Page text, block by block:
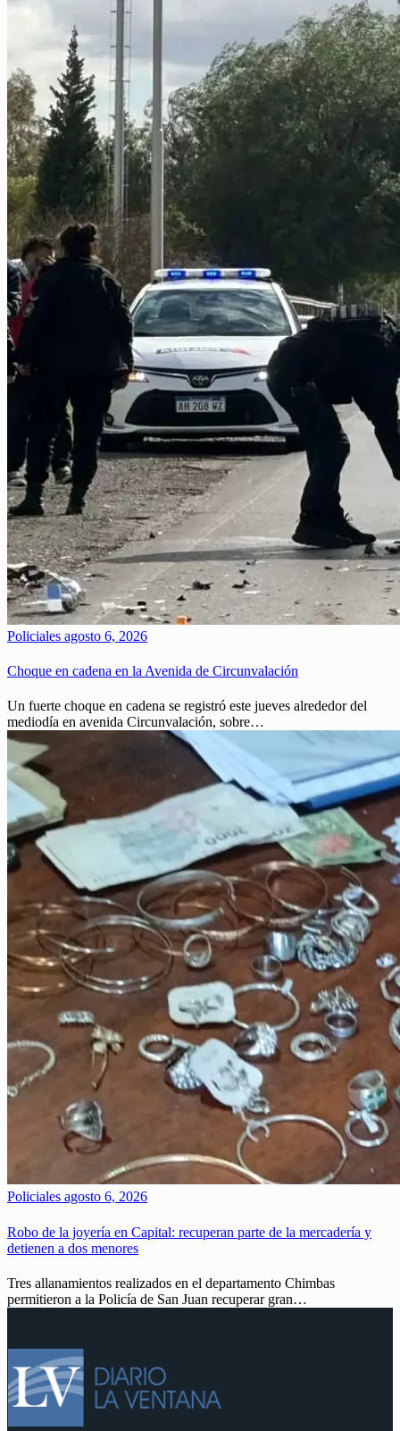
Policiales agosto 6, 2026
Choque en cadena en la Avenida de Circunvalación
Un fuerte choque en cadena se registró este jueves alrededor del
mediodía en avenida Circunvalación, sobre…
Policiales agosto 6, 2026
Robo de la joyería en Capital: recuperan parte de la mercadería y
detienen a dos menores
Tres allanamientos realizados en el departamento Chimbas
permitieron a la Policía de San Juan recuperar gran…